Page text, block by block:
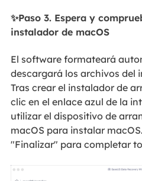
✨Paso 3. Espera y
instalador de macOS
El software formateará
descargará los archivos del
Tras crear el instalador de
clic en el enlace azul de la
utilizar el dispositivo de
macOS para instalar
"Finalizar" para completar